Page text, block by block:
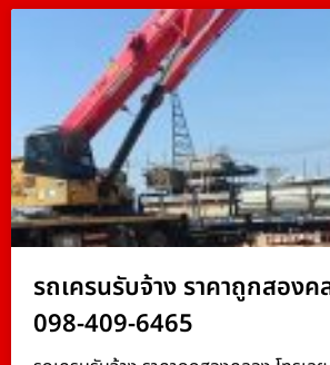
รถเครนรับจ้าง ราคาถูกสองค
098-409-6465